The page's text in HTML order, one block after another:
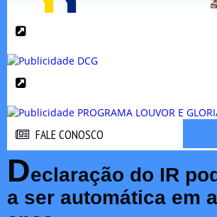
FALE CONOSCO
Declaração do IR
a ser automática em